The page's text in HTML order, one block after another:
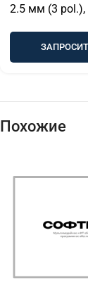
2.5 мм (3
Похожие